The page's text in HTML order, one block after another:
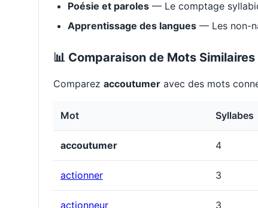
Poésie et paroles — Le comptage
Apprentissage des langues — Les non-
📊 Comparaison de Mots Similaires
Comparez accoutumer avec des mots
Mot Syllabes
accoutumer 4
actionner 3
actionneur 3